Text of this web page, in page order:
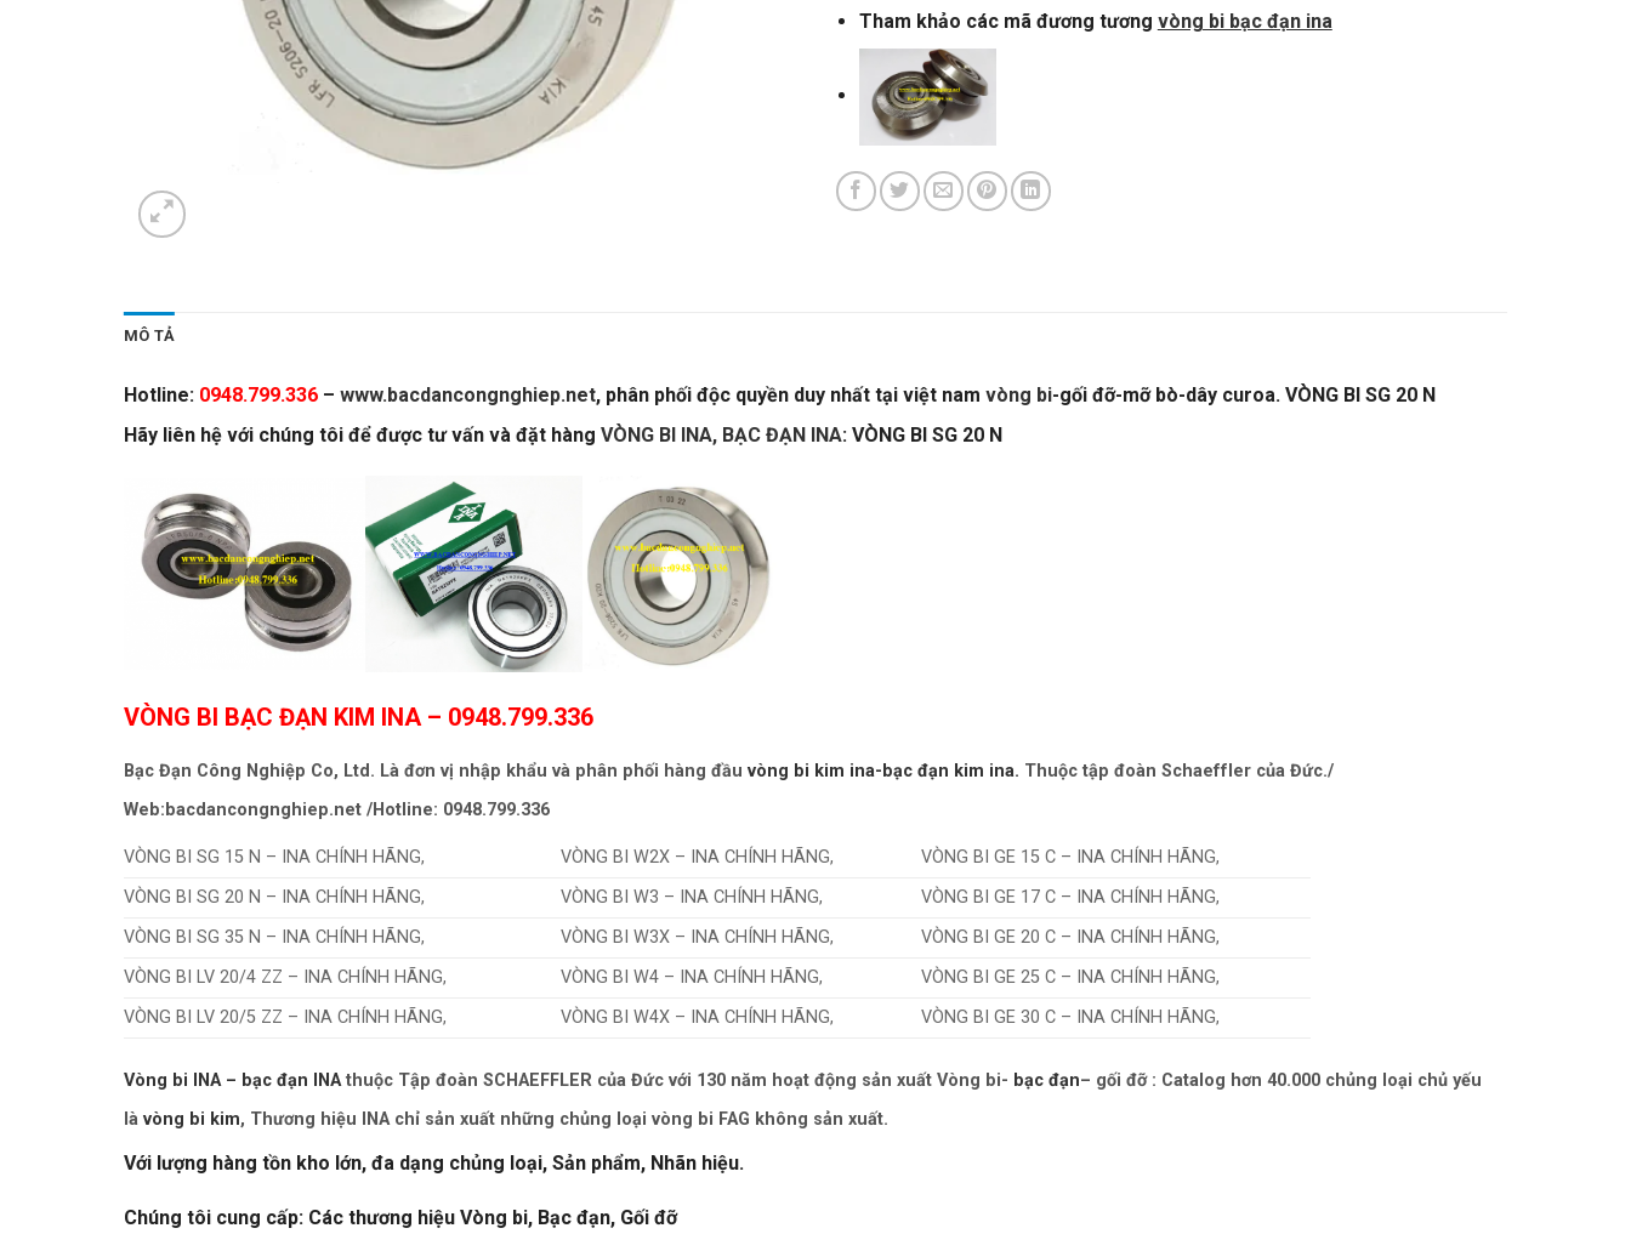
Tham khảo các mã đương tương vòng bi bạc đạn ina
MÔ TẢ
Hotline: 0948.799.336 – www.bacdancongnghiep.net, phân phối độc quyền duy nhất tại việt nam vòng bi-gối đỡ-mỡ bò-dây curoa. VÒNG BI SG 20 N
Hãy liên hệ với chúng tôi để được tư vấn và đặt hàng VÒNG BI INA, BẠC ĐẠN INA: VÒNG BI SG 20 N
VÒNG BI BẠC ĐẠN KIM INA – 0948.799.336
Bạc Đạn Công Nghiệp Co, Ltd. Là đơn vị nhập khẩu và phân phối hàng đầu vòng bi kim ina-bạc đạn kim ina. Thuộc tập đoàn Schaeffler của Đức./
Web:bacdancongnghiep.net /Hotline: 0948.799.336
VÒNG BI SG 15 N – INA CHÍNH HÃNG, VÒNG BI W2X – INA CHÍNH HÃNG,
VÒNG BI GE 15 C – INA CHÍNH HÃNG,
VÒNG BI SG 20 N – INA CHÍNH HÃNG,
VÒNG BI W3 – INA CHÍNH HÃNG,
VÒNG BI GE 17 C – INA CHÍNH HÃNG,
VÒNG BI SG 35 N – INA CHÍNH HÃNG,
VÒNG BI W3X – INA CHÍNH HÃNG,
VÒNG BI GE 20 C – INA CHÍNH HÃNG,
VÒNG BI LV 20/4 ZZ – INA CHÍNH HÃNG,
VÒNG BI W4 – INA CHÍNH HÃNG,
VÒNG BI GE 25 C – INA CHÍNH HÃNG,
VÒNG BI LV 20/5 ZZ – INA CHÍNH HÃNG,
VÒNG BI W4X – INA CHÍNH HÃNG, VÒNG BI GE 30 C – INA CHÍNH HÃNG,
Vòng bi INA – bạc đạn INAthuộc Tập đoàn SCHAEFFLER của Đức với 130 năm hoạt động sản xuất Vòng bi- bạc đạn– gối đỡ : Catalog hơn 40.000 chủng loại chủ yếu
là vòng bi kim, Thương hiệu INA chỉ sản xuất những chủng loại vòng bi FAG không sản xuất.
Với lượng hàng tồn kho lớn, đa dạng chủng loại, Sản phẩm, Nhãn hiệu.
Chúng tôi cung cấp: Các thương hiệu Vòng bi, Bạc đạn, Gối đỡ